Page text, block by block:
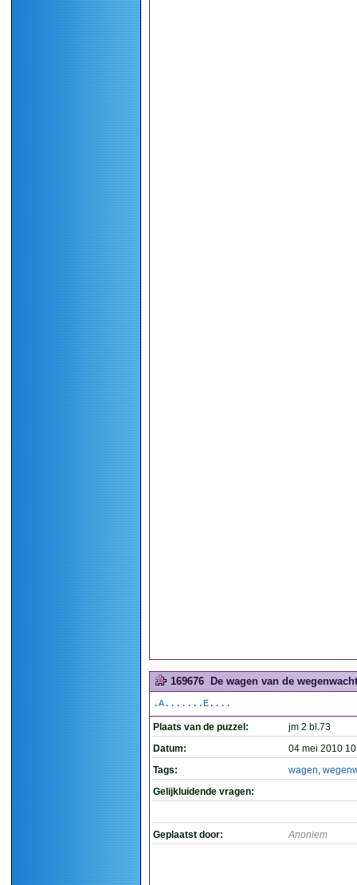
169676 De wagen van de
.A.......E....
Plaats van de puzzel:
jm 2 bl.73
Datum:
04 mei 2010
Tags:
wagen,
Gelijkluidende vragen:
Geplaatst door: Anoniem